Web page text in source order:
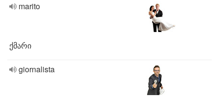
marito
ქმარი
giornalista